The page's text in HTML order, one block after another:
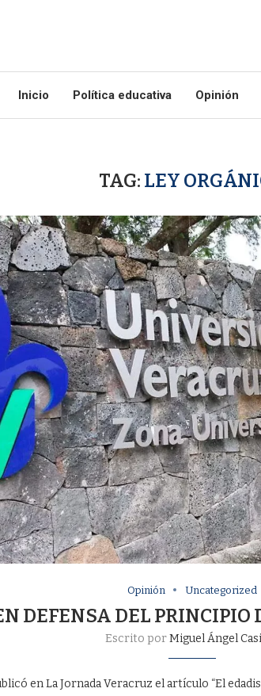
Inicio Política educativa Opinión
TAG: LEY
Opinión Uncategorized
DEFENSA DEL PRINCIPIO
Escrito porMiguel Ángel
en La Jornada Veracruz el artículo “El